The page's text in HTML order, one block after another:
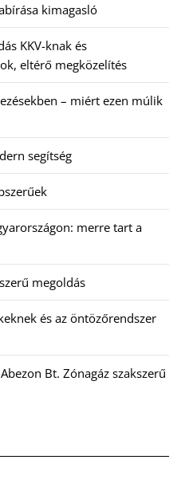
kimagasló
KKV-knak és
eltérő megközelítés
– miért ezen múlik
segítség
merre tart a
megoldás
és az öntözőrendszer
Bt. Zónagáz szakszerű